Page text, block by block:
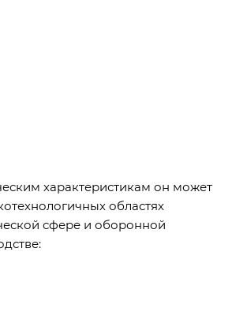
характеристикам он может
областях
сфере и оборонной